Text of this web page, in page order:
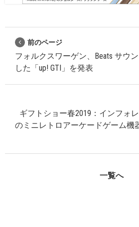
前のページ
フォルクスワーゲン、Beats サウ
した「up! GTI」を発表
ギフトショー春2019：インフォレ
のミニレトロアーケードゲーム機
一覧へ